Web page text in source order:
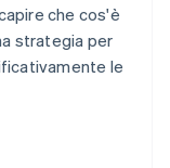
che cos'è
strategia per
le